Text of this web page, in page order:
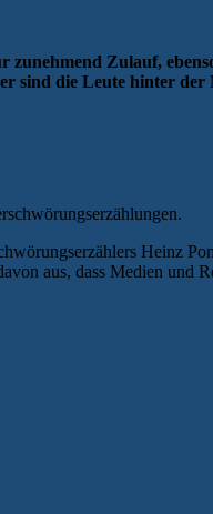
zunehmend Zulauf,
sind die Leute hinter der
Heinz
aus, dass Medien und